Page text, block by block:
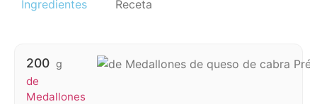
Ingredientes Receta
200 g
de
Medallones